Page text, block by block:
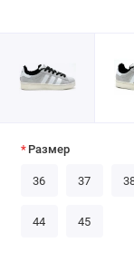
Размер
36 37
44 45